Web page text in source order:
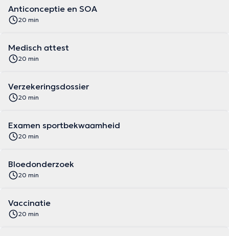
Anticonceptie en SOA
20 min
Medisch attest
20 min
Verzekeringsdossier
20 min
Examen sportbekwaamheid
20 min
Bloedonderzoek
20 min
Vaccinatie
20 min